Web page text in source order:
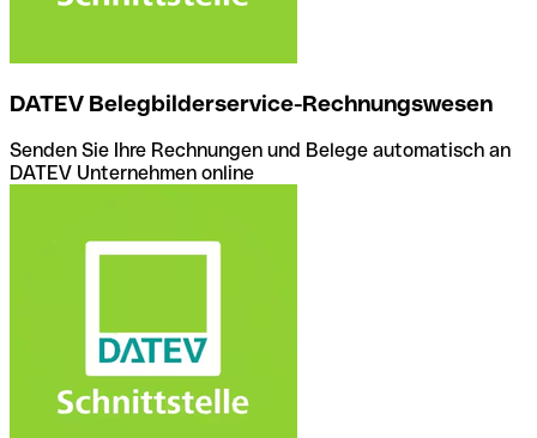
DATEV Belegbilderservice-Rechnungswesen
Senden Sie Ihre Rechnungen und Belege automatisch an
DATEV Unternehmen online